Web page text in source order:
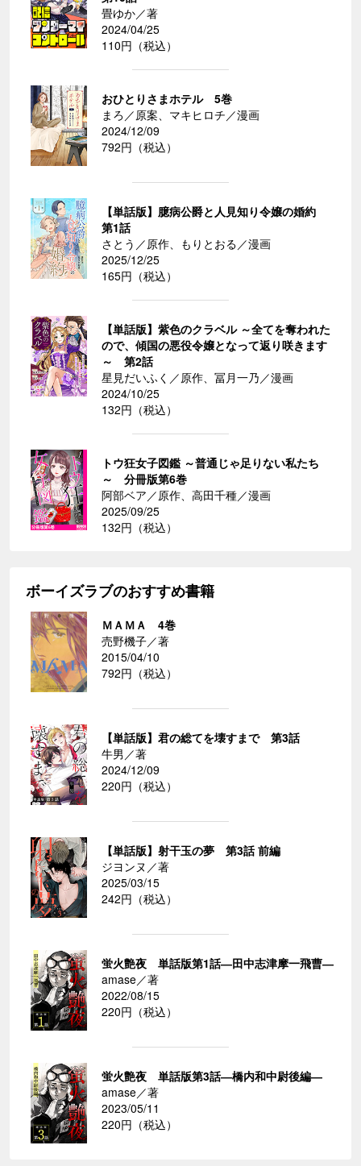
畳ゆか／著
2024/04/25
110円（税込）
おひとりさまホテル 5巻
まろ／原案、マキヒロチ／漫画
2024/12/09
792円（税込）
【単話版】臆病公爵と人見知り令嬢の婚約
第1話
さとう／原作、もりとおる／漫画
2025/12/25
165円（税込）
【単話版】紫色のクラベル ～全てを奪われた
ので、傾国の悪役令嬢となって返り咲きます
～ 第2話
星見だいふく／原作、冨月一乃／漫画
2024/10/25
132円（税込）
トウ狂女子図鑑 ～普通じゃ足りない私たち
～ 分冊版第6巻
阿部ベア／原作、高田千種／漫画
2025/09/25
132円（税込）
ボーイズラブのおすすめ書籍
ＭＡＭＡ 4巻
売野機子／著
2015/04/10
792円（税込）
【単話版】君の総てを壊すまで 第3話
牛男／著
2024/12/09
220円（税込）
【単話版】射干玉の夢 第3話 前編
ジヨンヌ／著
2025/03/15
242円（税込）
蛍火艶夜 単話版第1話―田中志津摩一飛曹―
amase／著
2022/08/15
220円（税込）
蛍火艶夜 単話版第3話―橋内和中尉後編―
amase／著
2023/05/11
220円（税込）